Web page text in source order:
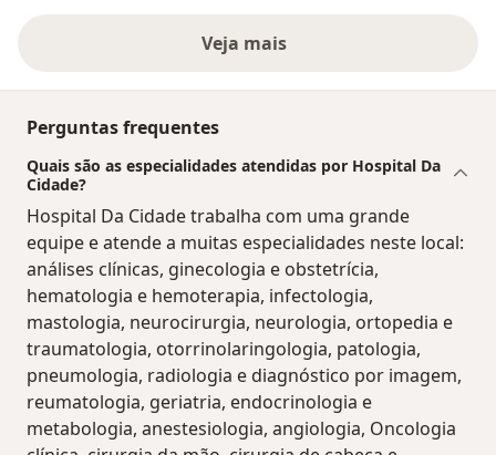
Veja mais
Perguntas frequentes
Quais são as especialidades atendidas por Hospital Da
Cidade?
Hospital Da Cidade trabalha com uma grande
equipe e atende a muitas especialidades neste local:
análises clínicas, ginecologia e obstetrícia,
hematologia e hemoterapia, infectologia,
mastologia, neurocirurgia, neurologia, ortopedia e
traumatologia, otorrinolaringologia, patologia,
pneumologia, radiologia e diagnóstico por imagem,
reumatologia, geriatria, endocrinologia e
metabologia, anestesiologia, angiologia, Oncologia